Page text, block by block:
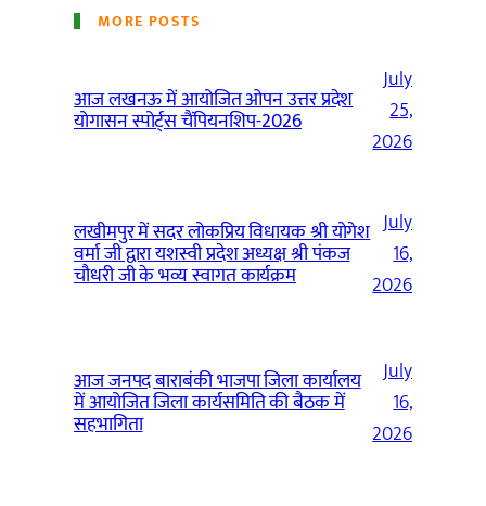
MORE POSTS
आज लखनऊ में आयोजित ओपन उत्तर प्रदेश
योगासन स्पोर्ट्स चैंपियनशिप-2026
July
25,
2026
लखीमपुर में सदर लोकप्रिय विधायक श्री योगेश
वर्मा जी द्वारा यशस्वी प्रदेश अध्यक्ष श्री पंकज
चौधरी जी के भव्य स्वागत कार्यक्रम
July
16,
2026
आज जनपद बाराबंकी भाजपा जिला कार्यालय
में आयोजित जिला कार्यसमिति की बैठक में
सहभागिता
July
16,
2026